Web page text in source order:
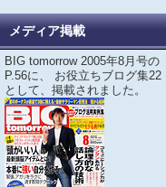
メディア掲載
BIG tomorrow 2005年8月号の
P.56に、 お役立ちブログ集22
として、掲載されました。